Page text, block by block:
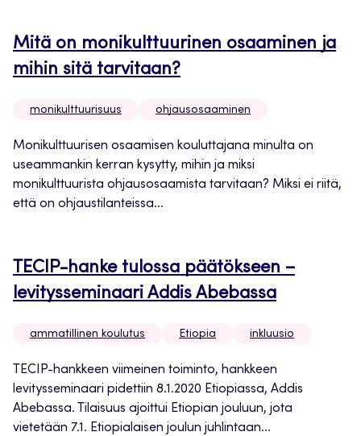
Mitä on monikulttuurinen osaaminen ja
mihin sitä tarvitaan?
monikulttuurisuus ohjausosaaminen
Monikulttuurisen osaamisen kouluttajana minulta on
useammankin kerran kysytty, mihin ja miksi
monikulttuurista ohjausosaamista tarvitaan? Miksi ei riitä,
että on ohjaustilanteissa...
TECIP-hanke tulossa päätökseen –
levitysseminaari Addis Abebassa
ammatillinen koulutus Etiopia inkluusio
TECIP-hankkeen viimeinen toiminto, hankkeen
levitysseminaari pidettiin 8.1.2020 Etiopiassa, Addis
Abebassa. Tilaisuus ajoittui Etiopian jouluun, jota
vietetään 7.1. Etiopialaisen joulun juhlintaan...